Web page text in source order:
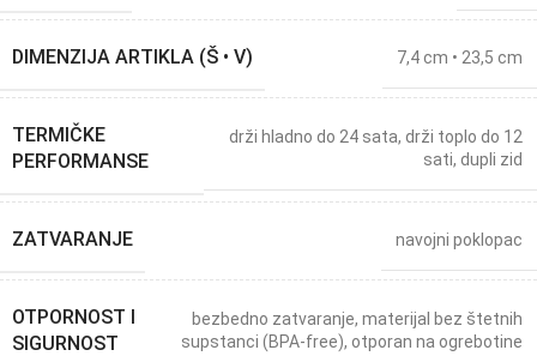
DIMENZIJA ARTIKLA (Š • V) 7,4 cm • 23,5 cm
TERMIČKE
PERFORMANSE
drži hladno do 24 sata, drži toplo do 12
sati, dupli zid
ZATVARANJE navojni poklopac
OTPORNOST I
SIGURNOST
bezbedno zatvaranje, materijal bez štetnih
supstanci (BPA-free), otporan na ogrebotine